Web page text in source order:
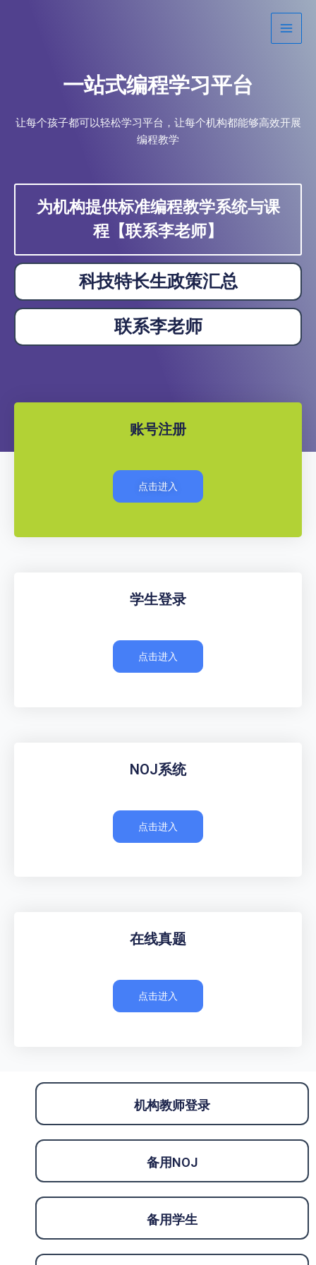
Main
一站式编程学习平台
让每个孩子都可以轻松学习平台，让每个机构都能够高效开展
编程教学
为机构提供标准编程教学系统与课
程【联系李老师】
科技特长生政策汇总
联系李老师
账号注册
点击进入
学生登录
点击进入
NOJ系统
点击进入
在线真题
点击进入
机构教师登录
备用NOJ
备用学生